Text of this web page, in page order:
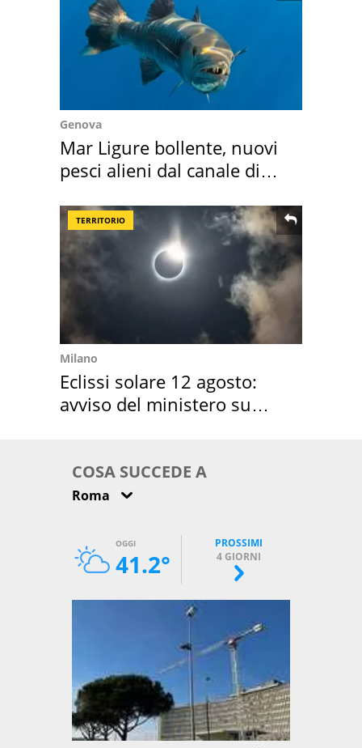
Genova
Mar Ligure bollente, nuovi
pesci alieni dal canale di
TERRITORIO
Milano
Eclissi solare 12 agosto:
avviso del ministero su